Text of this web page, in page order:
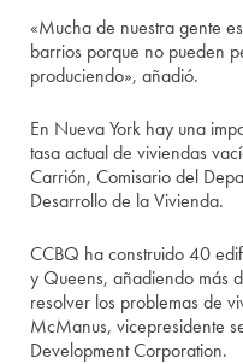
«Mucha de nuestra gente
barrios porque no pueden
produciendo», añadió.
En Nueva York hay una
tasa actual de viviendas
Carrión, Comisario del
Desarrollo de la Vivienda.
CCBQ ha construido 40
y Queens, añadiendo más
resolver los problemas de
McManus, vicepresidente
Development Corporation.